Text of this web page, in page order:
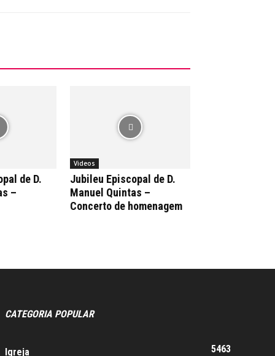
de D.
–
Videos
Jubileu Episcopal de D.
Manuel Quintas –
Concerto de homenagem
CATEGORIA POPULAR
Igreja 5463